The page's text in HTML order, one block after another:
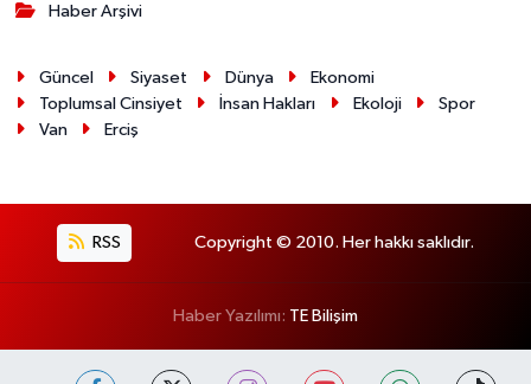
Haber Arşivi
Güncel Siyaset Dünya
Ekonomi
Toplumsal Cinsiyet
İnsan Hakları Ekoloji
Spor
Van
Erciş
RSS Copyright © 2010. Her hakkı saklıdır.
Haber Yazılımı: TE Bilişim